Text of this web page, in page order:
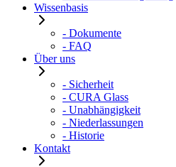
Wissenbasis
- Dokumente
- FAQ
Über uns
- Sicherheit
- CURA Glass
- Unabhängigkeit
- Niederlassungen
- Historie
Kontakt